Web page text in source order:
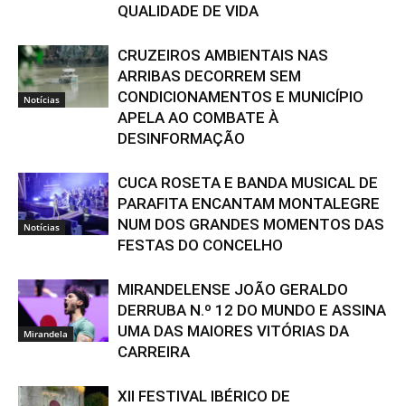
QUALIDADE DE VIDA
Notícias
CRUZEIROS AMBIENTAIS NAS
ARRIBAS DECORREM SEM
CONDICIONAMENTOS E MUNICÍPIO
APELA AO COMBATE À
DESINFORMAÇÃO
Notícias
CUCA ROSETA E BANDA MUSICAL DE
PARAFITA ENCANTAM MONTALEGRE
NUM DOS GRANDES MOMENTOS DAS
FESTAS DO CONCELHO
Mirandela
MIRANDELENSE JOÃO GERALDO
DERRUBA N.º 12 DO MUNDO E ASSINA
UMA DAS MAIORES VITÓRIAS DA
CARREIRA
XII FESTIVAL IBÉRICO DE